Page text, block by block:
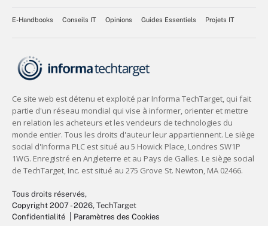
E-Handbooks Conseils IT Opinions Guides Essentiels Projets IT
Tous droits réservés,
Copyright 2007 - 2026, TechTarget
Confidentialité
Paramètres des Cookies